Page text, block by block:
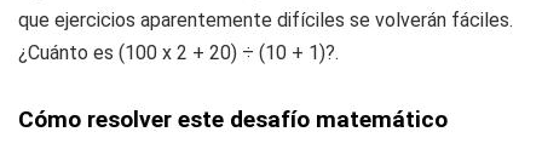
que ejercicios aparentemente difíciles se volverán fáciles.
¿Cuánto es (100 x 2 + 20) ÷ (10 + 1)?.
Cómo resolver este desafío matemático